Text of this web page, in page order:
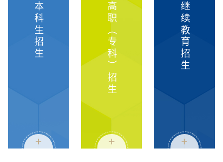
本科生招生 高职（专科）招生 继续教育招生